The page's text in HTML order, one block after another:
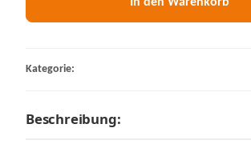
In den Warenkorb
Kategorie:
Beschreibung: